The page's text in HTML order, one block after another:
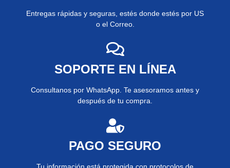
Entregas rápidas y seguras, estés donde estés por US
o el Correo.
SOPORTE EN LÍNEA
Consultanos por WhatsApp. Te asesoramos antes y
después de tu compra.
PAGO SEGURO
Tu información está protegida con protocolos de